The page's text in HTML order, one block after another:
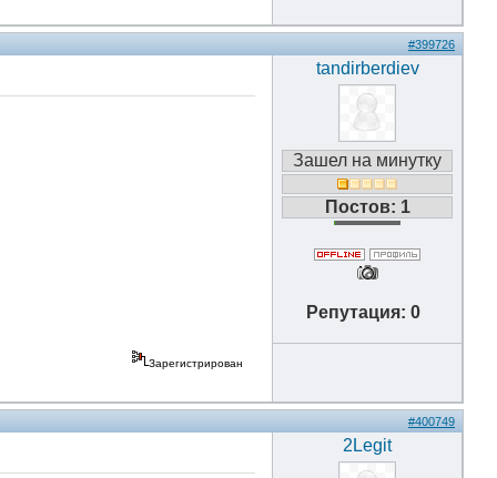
#399726
tandirberdiev
Зашел на минутку
Постов: 1
Репутация: 0
Зарегистрирован
#400749
2Legit